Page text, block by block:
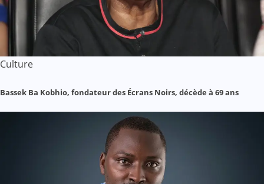
Culture
Bassek Ba Kobhio, fondateur des Écrans Noirs, décède à 69 ans